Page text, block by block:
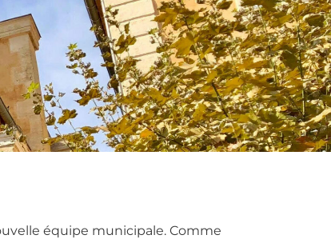
équipe municipale. Comme